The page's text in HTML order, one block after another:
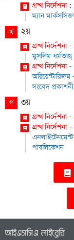
গ্রন্থ নির্দেশনা :
ম্যান
খ ২য়
গ্রন্থ নির্দেশনা
মুসলিম
গ্রন্থ নির্দেশনা
সংবেদ প্রকাশনী
গ ৩য়
গ্রন্থ নির্দেশনা
গ্রন্থ নির্দেশনা
এনলাইটেনমেন্ট
পাবলিকেশন
আইএসসিএ লাইব্রেরি